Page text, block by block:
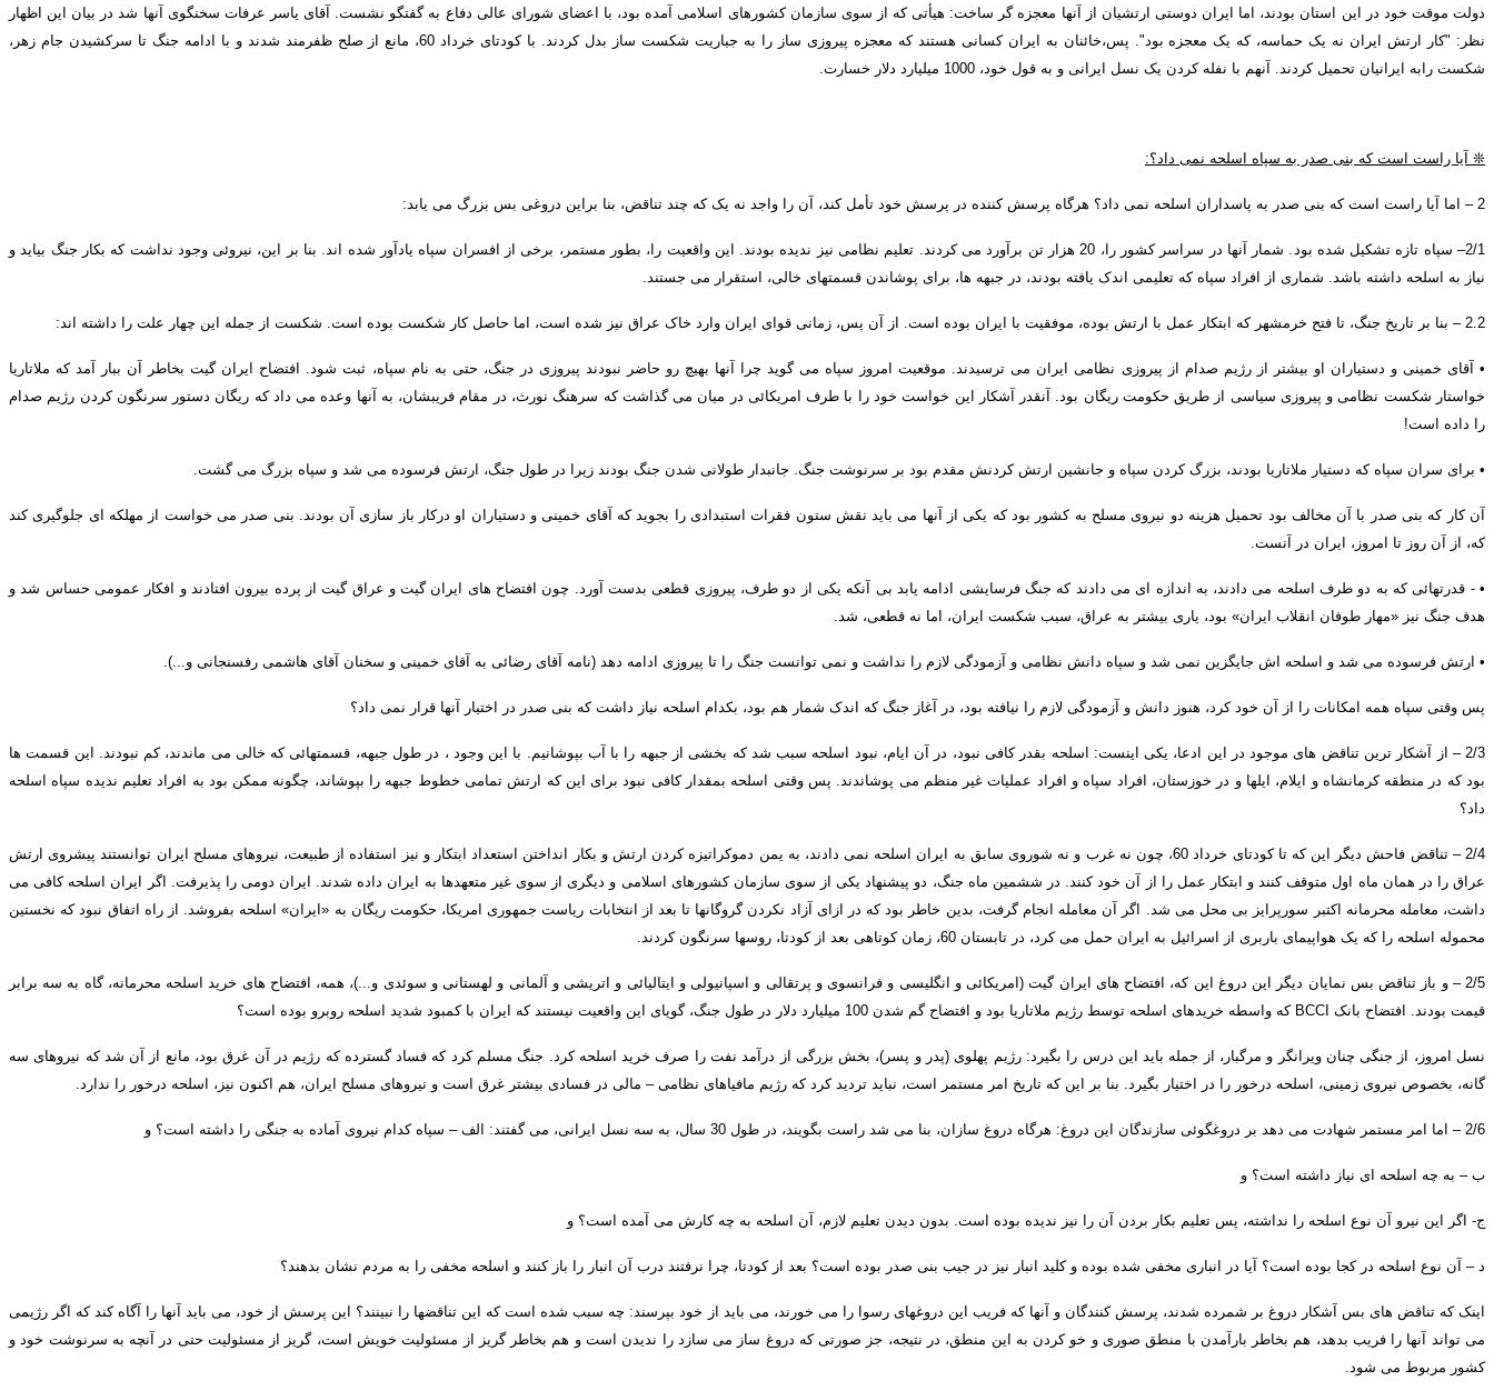
دولت موقت خود در این استان بودند، اما ایران دوستی ارتشیان از آنها معجزه گر ساخت: هیأتی که از سوی سازمان کشورهای اسلامی آمده بود، با اعضای شورای عالی دفاع به گفتگو نشست.
آقای یاسر عرفات سخنگوی آنها شد در بیان این اظهار
نظر : "کار ارتش ایران نه یک حماسه، که یک معجزه بود ". پس،خائنان به ایران کسانی هستند که معجزه پیروزی ساز را به جباریت شکست ساز بدل کردند با کودتای خرداد 60، مانع از صلح ظفرمند شدند و با ادامه جنگ تا سرکشیدن جام زهر،
شکست رابه ایرانیان تحمیل کردند
آنهم با نفله کردن یک نسل ایرانی و به قول خود، 1000 میلیارد دلار خسارت
❊ آیا راست است که بنی صدر به سپاه اسلحه نمی داد؟:
2
– اما آیا راست است که بنی صدر به پاسداران اسلحه نمی داد؟ هرگاه پرسش کننده در پرسش خود تأمل کند، آن را واجد نه یک که چند تناقض، بنا براین دروغی بس بزرگ می یابد :
2/1
– سپاه تازه تشکیل شده بود شمار آنها در سراسر کشور را، 20 هزار تن برآورد می کردند تعلیم نظامی نیز ندیده بودند این واقعیت را، بطور مستمر، برخی از افسران سپاه یادآور شده اند
بنا بر این، نیروئی وجود نداشت که بکار جنگ بیاید و
نیاز به اسلحه داشته باشد
شماری از افراد سپاه که تعلیمی اندک یافته بودند، در جبهه ها، برای پوشاندن قسمتهای خالی، استقرار می جستند
2.2
– بنا بر تاریخ جنگ، تا فتح خرمشهر که ابتکار عمل با ارتش بوده، موفقیت با ایران بوده است از آن پس، زمانی قوای ایران وارد خاک عراق نیز شده است، اما حاصل کار شکست بوده است شکست از جمله این چهار علت را داشته اند :
• آقای خمینی و دستیاران او بیشتر از رژیم صدام از پیروزی نظامی ایران می ترسیدند موقعیت امروز سپاه می گوید چرا آنها بهیچ رو حاضر نبودند پیروزی در جنگ، حتی به نام سپاه، ثبت شود
افتضاح ایران گیت بخاطر آن ببار آمد که ملاتاریا
خواستار شکست نظامی و پیروزی سیاسی از طریق حکومت ریگان بود
آنقدر آشکار این خواست خود را با طرف امریکائی در میان می گذاشت که سرهنگ نورث، در مقام فریبشان، به آنها وعده می داد که ریگان دستور سرنگون کردن رژیم صدام
را داده است!
• برای سران سپاه که دستیار ملاتاریا بودند، بزرگ کردن سپاه و جانشین ارتش کردنش مقدم بود بر سرنوشت جنگ جانبدار طولانی شدن جنگ بودند زیرا در طول جنگ، ارتش فرسوده می شد و سپاه بزرگ می گشت
آن کار که بنی صدر با آن مخالف بود تحمیل هزینه دو نیروی مسلح به کشور بود که یکی از آنها می باید نقش ستون فقرات استبدادی را بجوید که آقای خمینی و دستیاران او درکار باز سازی آن بودند
بنی صدر می خواست از مهلکه ای جلوگیری کند
که، از آن روز تا امروز، ایران در آنست
•
- قدرتهائی که به دو طرف اسلحه می دادند، به اندازه ای می دادند که جنگ فرسایشی ادامه یابد بی آنکه یکی از دو طرف، پیروزی قطعی بدست آورد
چون افتضاح های ایران گیت و عراق گیت از پرده بیرون افتادند و افکار عمومی حساس شد و
هدف جنگ نیز «مهار طوفان انقلاب ایران» بود، یاری بیشتر به عراق، سبب شکست ایران، اما نه قطعی، شد
• ارتش فرسوده می شد و اسلحه اش جایگزین نمی شد و سپاه دانش نظامی و آزمودگی لازم را نداشت و نمی توانست جنگ را تا پیروزی ادامه دهد (نامه آقای رضائی به آقای خمینی و سخنان آقای هاشمی رفسنجانی و ...).
پس وقتی سپاه همه امکانات را از آن خود کرد، هنوز دانش و آزمودگی لازم را نیافته بود، در آغاز جنگ که اندک شمار هم بود، بکدام اسلحه نیاز داشت که بنی صدر در اختیار آنها قرار نمی داد؟
2/3 – از آشکار ترین تناقض های موجود در این ادعا، یکی اینست: اسلحه بقدر کافی نبود، در آن ایام، نبود اسلحه سبب شد که بخشی از جبهه را با آب بپوشانیم با این وجود ، در طول جبهه، قسمتهائی که خالی می ماندند، کم نبودند
این قسمت ها
بود که در منطقه کرمانشاه و ایلام، ایلها و در خوزستان، افراد سپاه و افراد عملیات غیر منظم می پوشاندند
پس وقتی اسلحه بمقدار کافی نبود برای این که ارتش تمامی خطوط جبهه را بپوشاند، چگونه ممکن بود به افراد تعلیم ندیده سپاه اسلحه
داد؟
2/4 – تناقض فاحش دیگر این که تا کودتای خرداد 60، چون نه غرب و نه شوروی سابق به ایران اسلحه نمی دادند، به یمن دموکراتیزه کردن ارتش و بکار انداختن استعداد ابتکار و نیز استفاده از طبیعت، نیروهای مسلح ایران توانستند پیشروی ارتش
عراق را در همان ماه اول متوقف کنند و ابتکار عمل را از آن خود کنند
در ششمین ماه جنگ، دو پیشنهاد یکی از سوی سازمان کشورهای اسلامی و دیگری از سوی غیر متعهدها به ایران داده شدند ایران دومی را پذیرفت
اگر ایران اسلحه کافی می
داشت، معامله محرمانه اکتبر سورپرایز بی محل می شد
اگر آن معامله انجام گرفت، بدین خاطر بود که در ازای آزاد نکردن گروگانها تا بعد از انتخابات ریاست جمهوری امریکا، حکومت ریگان به «ایران» اسلحه بفروشد
از راه اتفاق نبود که نخستین
محموله اسلحه را که یک هواپیمای باربری از اسرائیل به ایران حمل می کرد، در تابستان 60، زمان کوتاهی بعد از کودتا، روسها سرنگون کردند
2/5
–و باز تناقض بس نمایان دیگر این دروغ این که، افتضاح های ایران گیت (امریکائی و انگلیسی و فرانسوی و پرتقالی و اسپانیولی و ایتالیائی و اتریشی و آلمانی و لهستانی و سوئدی و ...)، همه، افتضاح های خرید اسلحه محرمانه، گاه به سه برابر
قیمت بودند
افتضاح بانک BCCI که واسطه خریدهای اسلحه توسط رژیم ملاتاریا بود و افتضاح گم شدن 100 میلیارد دلار در طول جنگ، گویای این واقعیت نیستند که ایران با کمبود شدید اسلحه روبرو بوده است؟
نسل امروز ، از جنگی چنان ویرانگر و مرگبار، از جمله باید این درس را بگیرد :رژیم پهلوی (پدر و پسر )، بخش بزرگی از درآمد نفت را صرف خرید اسلحه کرد
جنگ مسلم کرد که فساد گسترده که رژیم در آن غرق بود، مانع از آن شد که نیروهای سه
گانه، بخصوص نیروی زمینی، اسلحه درخور را در اختیار بگیرد
بنا بر این که تاریخ امر مستمر است، نباید تردید کرد که رژیم مافیاهای نظامی – مالی در فسادی بیشتر غرق است و نیروهای مسلح ایران، هم اکنون نیز، اسلحه درخور را ندارد
2/6
– اما امر مستمر شهادت می دهد بر دروغگوئی سازندگان این دروغ: هرگاه دروغ سازان، بنا می شد راست بگویند، در طول 30 سال، به سه نسل ایرانی، می گفتند : الف – سپاه کدام نیروی آماده به جنگی را داشته است؟ و
ب– به چه اسلحه ای نیاز داشته است؟ و
ج- اگر این نیرو آن نوع اسلحه را نداشته، پس تعلیم بکار بردن آن را نیز ندیده بوده است بدون دیدن تعلیم لازم، آن اسلحه به چه کارش می آمده است؟ و
د– آن نوع اسلحه در کجا بوده است؟ آیا در انباری مخفی شده بوده و کلید انبار نیز در جیب بنی صدر بوده است؟ بعد از کودتا، چرا نرفتند درب آن انبار را باز کنند و اسلحه مخفی را به مردم نشان بدهند؟
اینک که تناقض های بس آشکار دروغ بر شمرده شدند، پرسش کنندگان و آنها که فریب این دروغهای رسوا را می خورند، می باید از خود بپرسند : چه سبب شده است که این تناقضها را نبینند؟ این پرسش از خود، می باید آنها را آگاه کند که اگر رژیمی
می تواند آنها را فریب بدهد، هم بخاطر بارآمدن با منطق صوری و خو کردن به این منطق، در نتیجه، جز صورتی که دروغ ساز می سازد را ندیدن است و هم بخاطر گریز از مسئولیت خویش است، گریز از مسئولیت حتی در آنچه به سرنوشت خود و
کشور مربوط می شود